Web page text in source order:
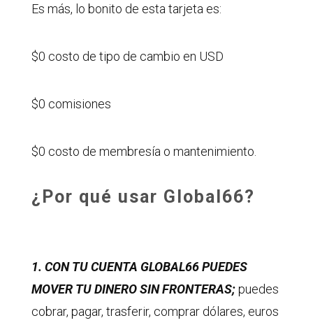
Es más, lo bonito de esta tarjeta es:
$0 costo de tipo de cambio en USD
$0 comisiones
$0 costo de membresía o mantenimiento.
¿Por qué usar Global66?
1. CON TU CUENTA GLOBAL66 PUEDES
MOVER TU DINERO SIN FRONTERAS;puedes
cobrar, pagar, trasferir, comprar dólares, euros